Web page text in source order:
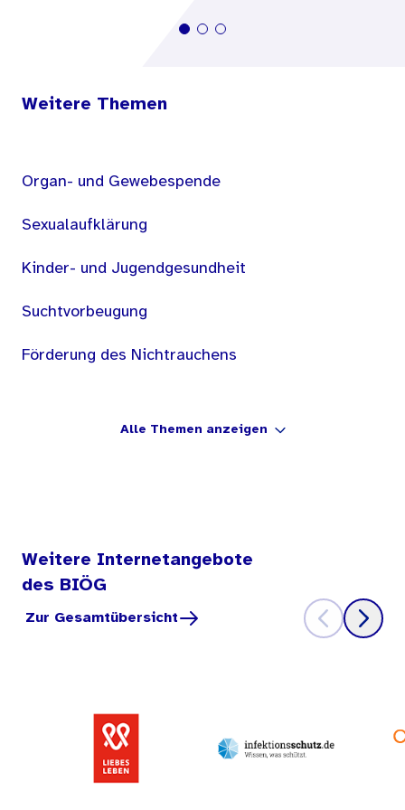
Weitere Themen
Organ- und Gewebespende
Sexualaufklärung
Kinder- und Jugendgesundheit
Suchtvorbeugung
Förderung des Nichtrauchens
Alle Themen anzeigen
Weitere Internetangebote
des BIÖG
Zur Gesamtübersicht